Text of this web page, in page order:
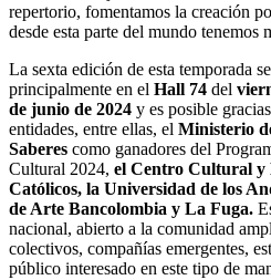
repertorio, fomentamos la creación
desde esta parte del mundo tenemos
La sexta edición de esta temporada
principalmente en el Hall 74 del
de junio de 2024 y es posible
entidades, entre ellas, el Ministerio
Saberes como ganadores del
Cultural 2024, el Centro Cultural y
Católicos, la Universidad de los
de Arte Bancolombia y La Fuga.
nacional, abierto a la comunidad
colectivos, compañías emergentes,
público interesado en este tipo de